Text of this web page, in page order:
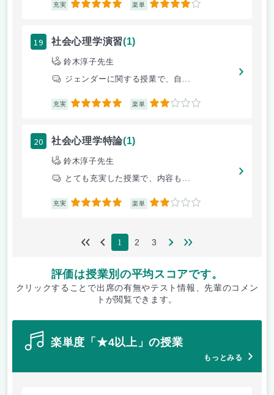
充実 5 楽単 4
19 社会心理学演習(1)
鈴木淳子先生
ジェンダーに関する授業で、自...
充実 5 楽単 2
20 社会心理学特論(1)
鈴木淳子先生
とても充実した授業で、内容も...
充実 5 楽単 2
1 2 3
評価は授業別の平均スコアです。
クリックすることで出席の有無やテスト情報、先輩のコメン
トが閲覧できます。
楽単度「★4以上」の授業
もっとみる